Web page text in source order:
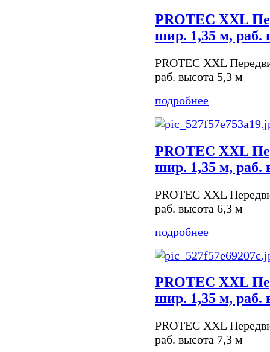
PROTEC XXL
шир. 1,35 м, раб.
PROTEC XXL
раб. высота 5,3 м
подробнее
PROTEC XXL
шир. 1,35 м, раб.
PROTEC XXL
раб. высота 6,3 м
подробнее
PROTEC XXL
шир. 1,35 м, раб.
PROTEC XXL
раб. высота 7,3 м